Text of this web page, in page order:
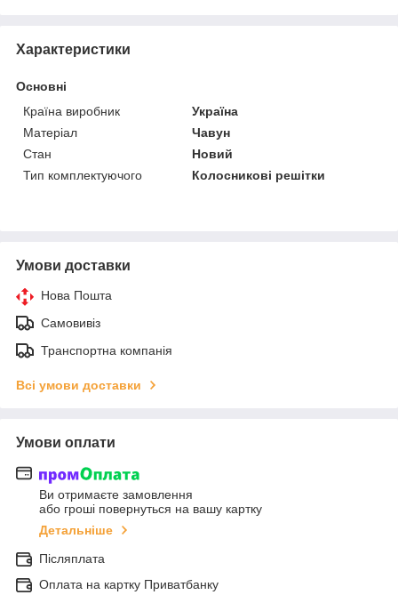
Характеристики
Основні
Країна виробник
Україна
Матеріал
Чавун
Стан
Новий
Тип комплектуючого
Колосникові решітки
Умови доставки
Нова Пошта
Самовивіз
Транспортна компанія
Всі умови доставки
Умови оплати
Ви отримаєте замовлення
або гроші повернуться на вашу картку
Детальніше
Післяплата
Оплата на картку Приватбанку